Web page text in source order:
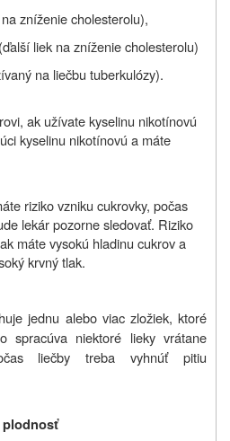
zníženie cholesterolu),
liek na zníženie cholesterolu)
na liečbu tuberkulózy).
ak užívate kyselinu nikotínovú
kyselinu nikotínovú a máte
riziko vzniku cukrovky, počas
lekár pozorne sledovať. Riziko
máte vysokú hladinu cukrov a
krvný tlak.
jednu alebo viac zložiek, ktoré
spracúva niektoré lieky vrátane
liečby treba vyhnúť pitiu
plodnosť